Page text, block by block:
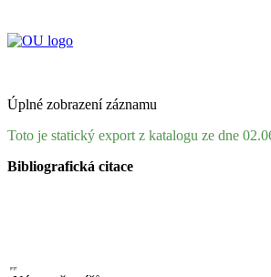
Úplné zobrazení záznamu
Toto je statický export z katalogu ze dne
Bibliografická citace